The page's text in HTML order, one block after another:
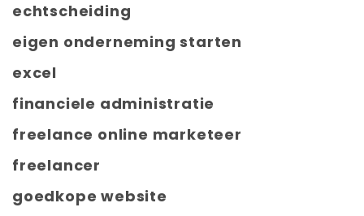
echtscheiding
eigen onderneming starten
excel
financiele administratie
freelance online marketeer
freelancer
goedkope website